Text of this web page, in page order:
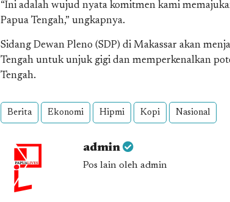
“Ini adalah wujud nyata komitmen kami
Papua Tengah,” ungkapnya.
Sidang Dewan Pleno (SDP) di Makassar akan
Tengah untuk unjuk gigi dan memperkenalkan
Tengah.
Berita Ekonomi Hipmi Kopi Nasional
admin
Pos lain oleh admin